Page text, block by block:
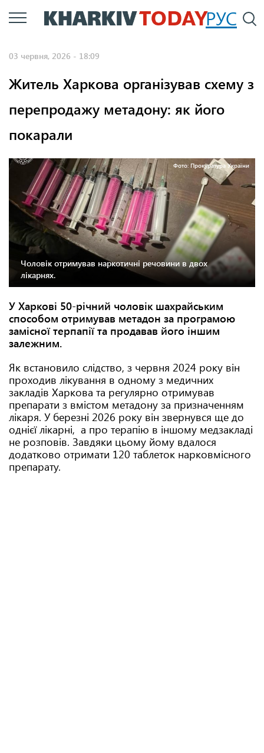
Перейти
до
РУС
03 червня, 2026 - 18:09
Житель Харкова організував схему з
перепродажу метадону: як його
покарали
Фото: Прокуратура України
Чоловік отримував наркотичні речовини в двох
лікарнях.
У Харкові 50-річний чоловік шахрайським
способом отримував метадон за програмою
замісної терпапії та продавав його іншим
залежним.
Як встановило слідство, з червня 2024 року він
проходив лікування в одному з медичних
закладів Харкова та регулярно отримував
препарати з вмістом метадону за призначенням
лікаря. У березні 2026 року він звернувся ще до
однієї лікарні, а про терапію в іншому медзакладі
не розповів. Завдяки цьому йому вдалося
додатково отримати 120 таблеток нарковмісного
препарату.